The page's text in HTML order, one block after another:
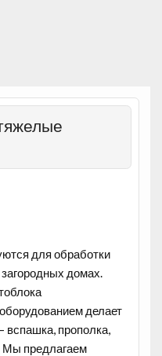
для обработки
домах.
делает
вспашка, прополка,
Мы предлагаем